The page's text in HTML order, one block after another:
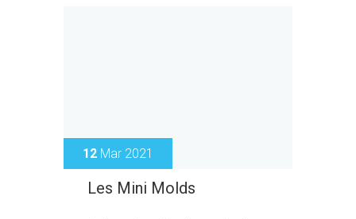
12 Mar 2021
Les Mini Molds